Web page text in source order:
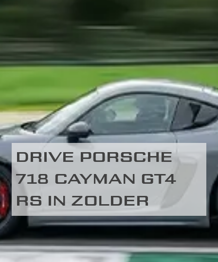
DRIVE PORSCHE
718 CAYMAN GT4
RS IN ZOLDER